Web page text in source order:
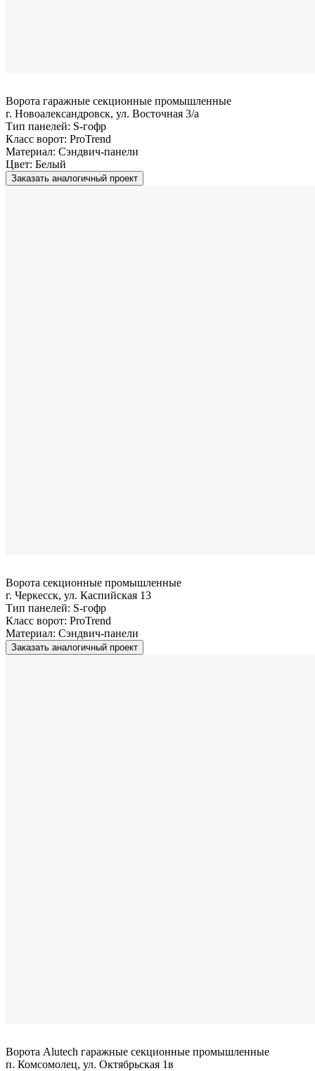
Ворота гаражные секционные промышленные
г. Новоалександровск, ул. Восточная 3/а
Тип панелей: S-гофр
Класс ворот: ProTrend
Материал: Сэндвич-панели
Цвет: Белый
Заказать аналогичный проект
Ворота секционные промышленные
г. Черкесск, ул. Каспийская 13
Тип панелей: S-гофр
Класс ворот: ProTrend
Материал: Сэндвич-панели
Заказать аналогичный проект
Ворота Alutech гаражные секционные промышленные
п. Комсомолец, ул. Октябрьская 1в